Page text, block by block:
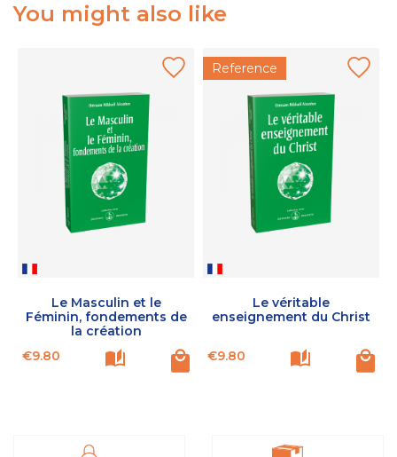
You might also like
Le Masculin et le
Féminin, fondements de
la création
Price
€9.80
Reference
Le véritable
enseignement du Christ
Price
€9.80